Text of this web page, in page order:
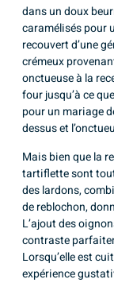
dans un doux
caramélisés pour
recouvert d’une
crémeux
onctueuse à la
four jusqu’à ce
pour un mariage
dessus et
Mais bien que la
tartiflette sont
des lardons,
de reblochon,
L’ajout des
contraste
Lorsqu’elle est
expérience